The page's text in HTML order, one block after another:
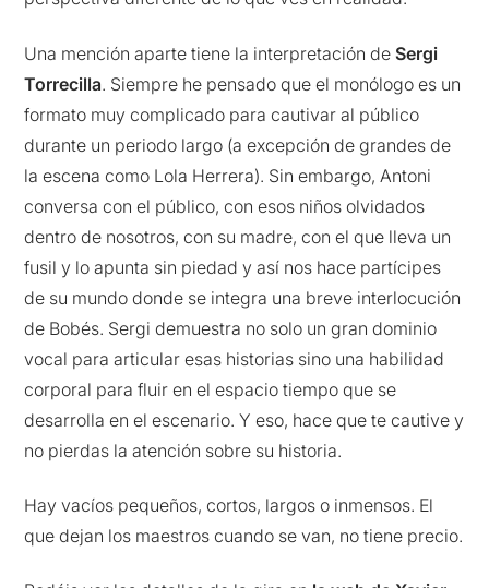
Una mención aparte tiene la interpretación deSergi
Torrecilla. Siempre he pensado que el monólogo es un
formato muy complicado para cautivar al público
durante un periodo largo (a excepción de grandes de
la escena como Lola Herrera). Sin embargo, Antoni
conversa con el público, con esos niños olvidados
dentro de nosotros, con su madre, con el que lleva un
fusil y lo apunta sin piedad y así nos hace partícipes
de su mundo donde se integra una breve interlocución
de Bobés. Sergi demuestra no solo un gran dominio
vocal para articular esas historias sino una habilidad
corporal para fluir en el espacio tiempo que se
desarrolla en el escenario. Y eso, hace que te cautive y
no pierdas la atención sobre su historia.
Hay vacíos pequeños, cortos, largos o inmensos. El
que dejan los maestros cuando se van, no tiene precio.